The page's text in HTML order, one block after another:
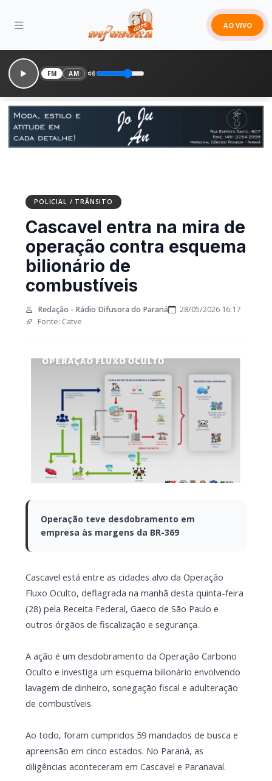
AO VIVO
FM AM
POLICIAL / TRÂNSITO
Cascavel entra na mira de
operação contra esquema
bilionário de
combustíveis
Redação - Rádio Difusora do Paraná
28/05/2026 16:17
Fonte: Catve
Operação teve desdobramento em
empresa às margens da BR-369
Cascavel está entre as cidades alvo da Operação
Fluxo Oculto, deflagrada na manhã desta quinta-feira
(28) pela Receita Federal, Gaeco de São Paulo e
outros órgãos de fiscalização e segurança.
A ação é um desdobramento da Operação Carbono
Oculto e investiga um esquema bilionário envolvendo
lavagem de dinheiro, sonegação fiscal e adulteração
de combustíveis.
Ao todo, foram cumpridos 59 mandados de busca e
apreensão em cinco estados. No Paraná, as
diligências aconteceram em Cascavel e Paranavaí.